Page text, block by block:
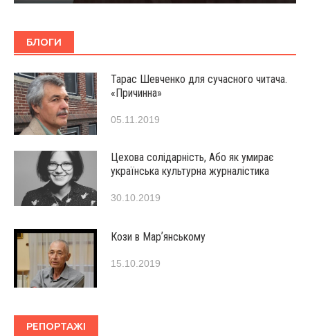
БЛОГИ
Тарас Шевченко для сучасного читача.
«Причинна»
05.11.2019
Цехова солідарність, Або як умирає
українська культурна журналістика
30.10.2019
Кози в Марʼянському
15.10.2019
РЕПОРТАЖІ